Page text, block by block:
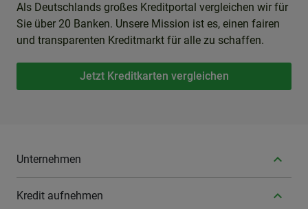
Als Deutschlands großes Kreditportal vergleichen wir für
Sie über 20 Banken. Unsere Mission ist es, einen fairen
und transparenten Kreditmarkt für alle zu schaffen.
Jetzt Kreditkarten vergleichen
Unternehmen
Kredit aufnehmen